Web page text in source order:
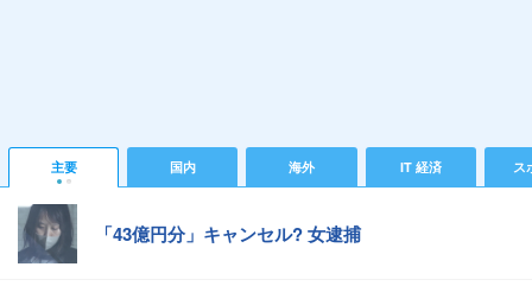
主要 国内 海外 IT 経済 ス
「43億円分」キャンセル? 女逮捕